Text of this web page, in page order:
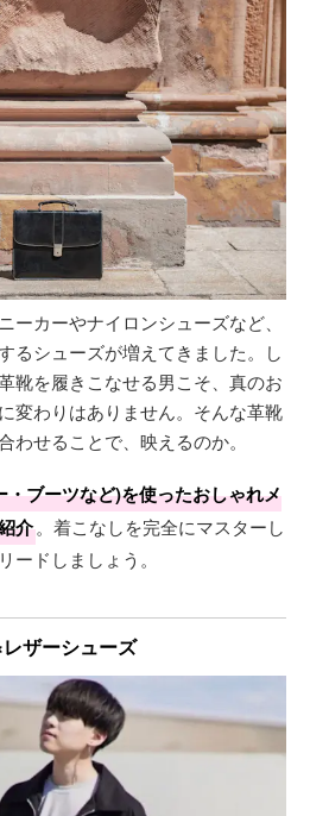
ーカーやナイロンシューズなど、
るシューズが増えてきました。し
靴を履きこなせる男こそ、真のお
変わりはありません。そんな革靴
わせることで、映えるのか。
・ブーツなど)を使ったおしゃれメ
介。着こなしを完全にマスターし
ードしましょう。
ザーシューズ